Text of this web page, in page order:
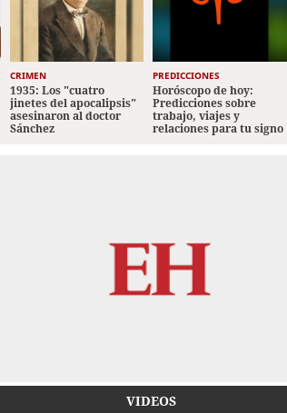
CRIMEN
1935: Los "cuatro
jinetes del apocalipsis"
asesinaron al doctor
Sánchez
PREDICCIONES
Horóscopo de hoy:
Predicciones sobre
trabajo, viajes y
relaciones para tu signo
VIDEOS